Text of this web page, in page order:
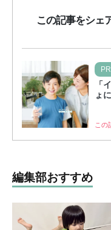
この記事をシェ
PR
「
ょ
この
編集部おすすめ